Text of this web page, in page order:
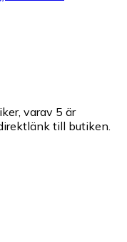
varav 5 är
till butiken.